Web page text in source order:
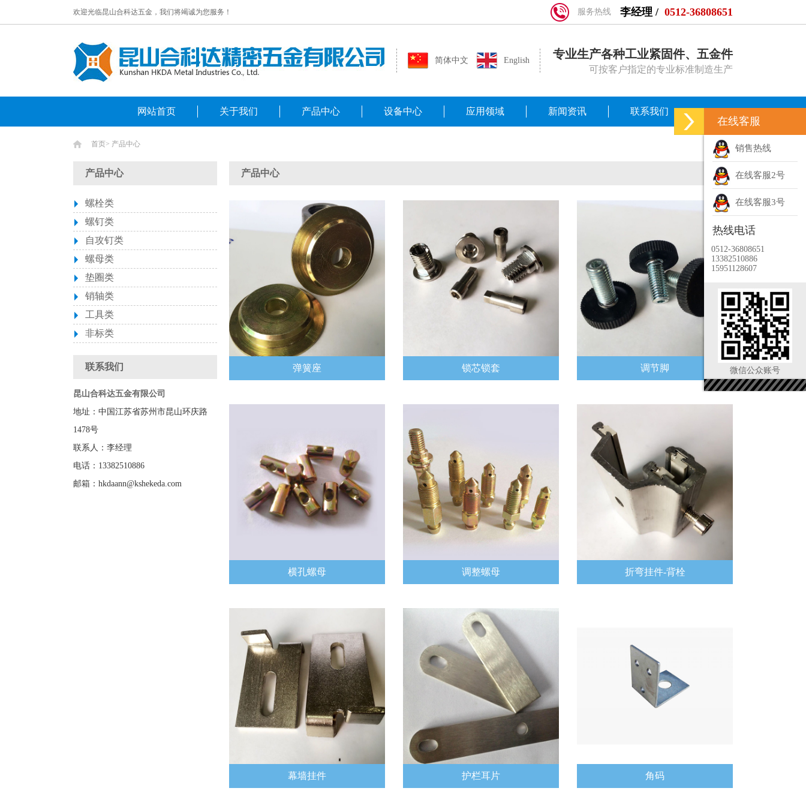
欢迎光临昆山合科达五金，我们将竭诚为您服务！ 服务热线 李经理 / 0512-36808651
简体中文 English 专业生产各种工业紧固件、五金件
可按客户指定的专业标准制造生产
网站首页 关于我们 产品中心 设备中心 应用领域 新闻资讯 联系我们
首页> 产品中心
产品中心
螺栓类
螺钉类
自攻钉类
螺母类
垫圈类
销轴类
工具类
非标类
联系我们
昆山合科达五金有限公司
地址：中国江苏省苏州市昆山环庆路
1478号
联系人：李经理
电话：13382510886
邮箱：hkdaann@kshekeda.com
产品中心
弹簧座 锁芯锁套 调节脚
横孔螺母 调整螺母 折弯挂件-背栓
幕墙挂件 护栏耳片 角码
在线客服
销售热线
在线客服2号
在线客服3号
热线电话
0512-36808651
13382510886
15951128607
微信公众账号